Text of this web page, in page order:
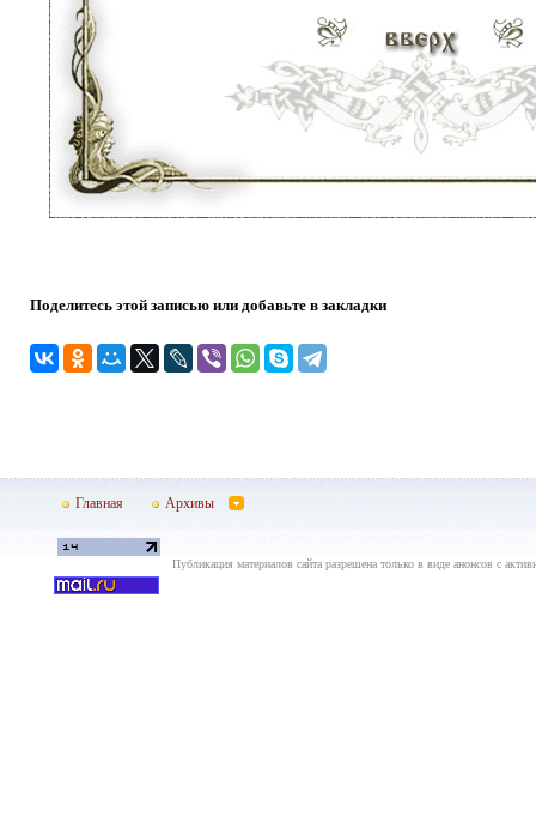
Поделитесь этой записью или добавьте в закладки
Главная Архивы
Публикация материалов сайта разрешена только в виде анонсов с